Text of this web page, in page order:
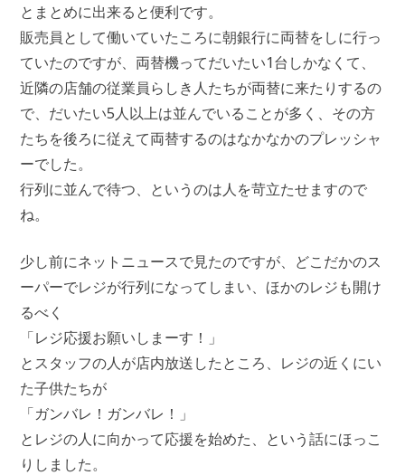
とまとめに出来ると便利です。
販売員として働いていたころに朝銀行に両替をしに行っ
ていたのですが、両替機ってだいたい1台しかなくて、
近隣の店舗の従業員らしき人たちが両替に来たりするの
で、だいたい5人以上は並んでいることが多く、その方
たちを後ろに従えて両替するのはなかなかのプレッシャ
ーでした。
行列に並んで待つ、というのは人を苛立たせますので
ね。
少し前にネットニュースで見たのですが、どこだかのス
ーパーでレジが行列になってしまい、ほかのレジも開け
るべく
「レジ応援お願いしまーす！」
とスタッフの人が店内放送したところ、レジの近くにい
た子供たちが
「ガンバレ！ガンバレ！」
とレジの人に向かって応援を始めた、という話にほっこ
りしました。